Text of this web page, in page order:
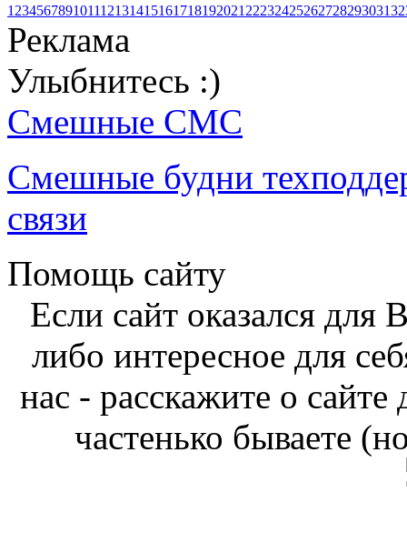
1 23456789101112131415161718192021 2223242526272829303132
Реклама
Улыбнитесь :)
Смешные СМС
Смешные будни
связи
Помощь сайту
Если сайт оказался
либо интересное для
нас - расскажите о
частенько бываете